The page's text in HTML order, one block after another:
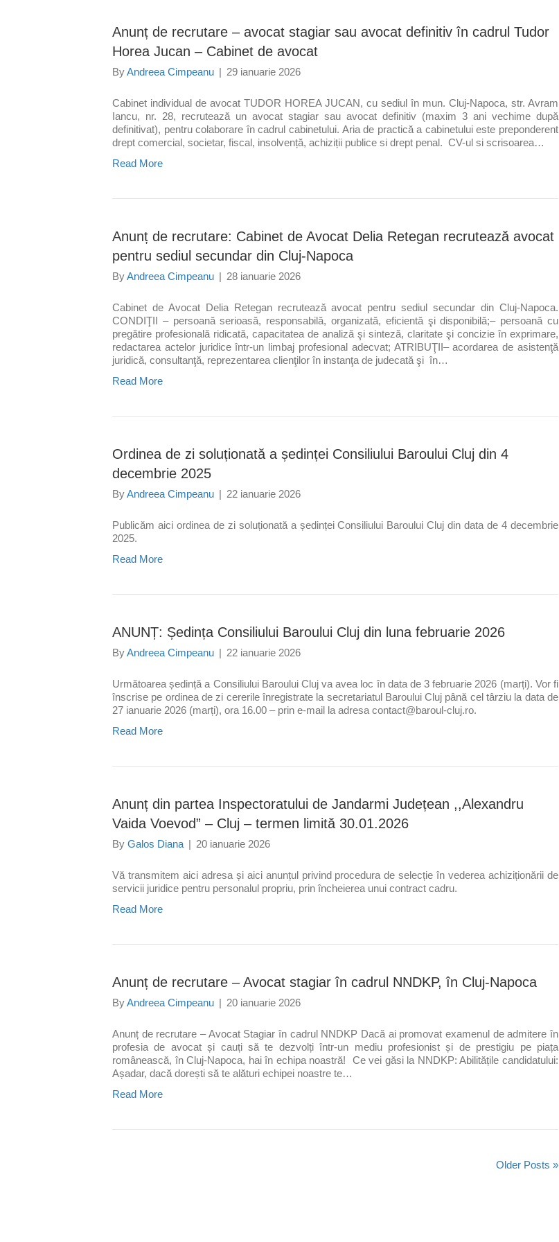
Anunț de recrutare – avocat stagiar sau avocat definitiv în cadrul Tudor
Horea Jucan – Cabinet de avocat
ByAndreea Cimpeanu | 29 ianuarie 2026
Cabinet individual de avocat TUDOR HOREA JUCAN, cu sediul în mun. Cluj-Napoca, str. Avram
Iancu, nr. 28, recrutează un avocat stagiar sau avocat definitiv (maxim 3 ani vechime după
definitivat), pentru colaborare în cadrul cabinetului. Aria de practică a cabinetului este preponderent
drept comercial, societar, fiscal, insolvență, achiziții publice si drept penal. CV-ul si scrisoarea…
Read More
Anunț de recrutare: Cabinet de Avocat Delia Retegan recrutează avocat
pentru sediul secundar din Cluj-Napoca
ByAndreea Cimpeanu | 28 ianuarie 2026
Cabinet de Avocat Delia Retegan recrutează avocat pentru sediul secundar din Cluj-Napoca.
CONDIŢII – persoană serioasă, responsabilă, organizată, eficientă şi disponibilă;– persoană cu
pregătire profesională ridicată, capacitatea de analiză şi sinteză, claritate şi concizie în exprimare,
redactarea actelor juridice într-un limbaj profesional adecvat; ATRIBUŢII– acordarea de asistenţă
juridică, consultanţă, reprezentarea clienţilor în instanţa de judecată şi în…
Read More
Ordinea de zi soluționată a ședinței Consiliului Baroului Cluj din 4
decembrie 2025
ByAndreea Cimpeanu | 22 ianuarie 2026
Publicăm aici ordinea de zi soluționată a ședinței Consiliului Baroului Cluj din data de 4 decembrie
2025.
Read More
ANUNȚ: Ședința Consiliului Baroului Cluj din luna februarie 2026
ByAndreea Cimpeanu | 22 ianuarie 2026
Următoarea ședință a Consiliului Baroului Cluj va avea loc în data de 3 februarie 2026 (marți). Vor fi
înscrise pe ordinea de zi cererile înregistrate la secretariatul Baroului Cluj până cel târziu la data de
27 ianuarie 2026 (marți), ora 16.00 – prin e-mail la adresa contact@baroul-cluj.ro.
Read More
Anunț din partea Inspectoratului de Jandarmi Județean ,,Alexandru
Vaida Voevod” – Cluj – termen limită 30.01.2026
By Galos Diana | 20 ianuarie 2026
Vă transmitem aici adresa și aici anunțul privind procedura de selecție în vederea achiziționării de
servicii juridice pentru personalul propriu, prin încheierea unui contract cadru.
Read More
Anunț de recrutare – Avocat stagiar în cadrul NNDKP, în Cluj-Napoca
ByAndreea Cimpeanu | 20 ianuarie 2026
Anunț de recrutare – Avocat Stagiar în cadrul NNDKP Dacă ai promovat examenul de admitere în
profesia de avocat și cauți să te dezvolți într-un mediu profesionist și de prestigiu pe piața
românească, în Cluj-Napoca, hai în echipa noastră! Ce vei găsi la NNDKP: Abilitățile candidatului:
Așadar, dacă dorești să te alături echipei noastre te…
Read More
Older Posts »